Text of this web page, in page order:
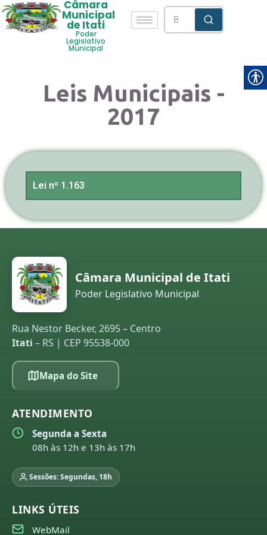
Câmara
Municipal
de Itati
Poder
Legislativo
Municipal
Leis Municipais -
2017
Lei nº 1.163
Câmara Municipal de Itati
Poder Legislativo Municipal
Rua Nestor Becker, 2695 – Centro
Itati – RS | CEP 95538-000
Mapa do Site
ATENDIMENTO
Segunda a Sexta
08h às 12h e 13h às 17h
Sessões: Segundas, 18h
LINKS ÚTEIS
WebMail